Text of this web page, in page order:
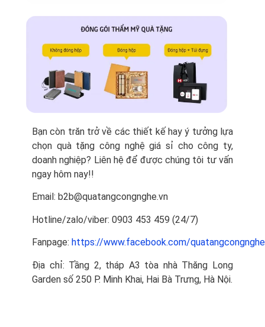
Bạn còn trăn trở về các thiết kế hay ý tưởng lựa
chọn quà tặng công nghệ giá sỉ cho công ty,
doanh nghiệp? Liên hệ để được chúng tôi tư vấn
ngay hôm nay!!
Email: b2b@quatangcongnghe.vn
Hotline/zalo/viber: 0903 453 459 (24/7)
Fanpage: https://www.facebook.com/
Địa chỉ: Tầng 2, tháp A3 tòa nhà Thăng Long
Garden số 250 P. Minh Khai, Hai Bà Trưng, Hà Nội.